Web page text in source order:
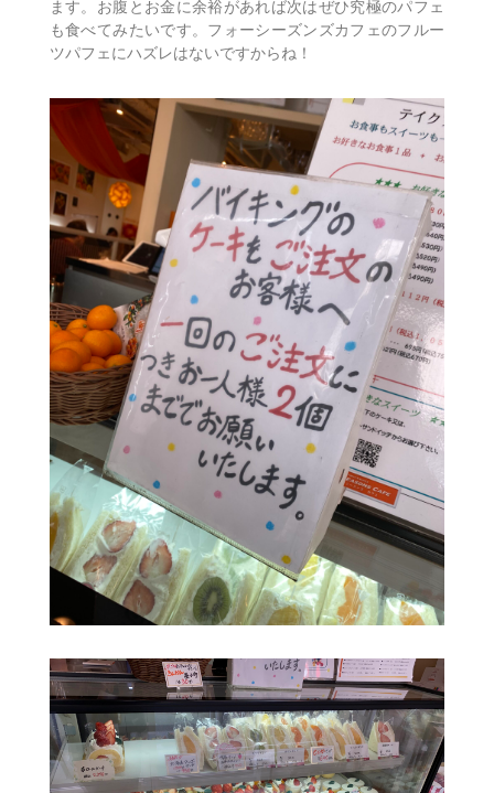
ます。お腹とお金に余裕があれば次はぜひ究極のパフェ
も食べてみたいです。フォーシーズンズカフェのフルー
ツパフェにハズレはないですからね！